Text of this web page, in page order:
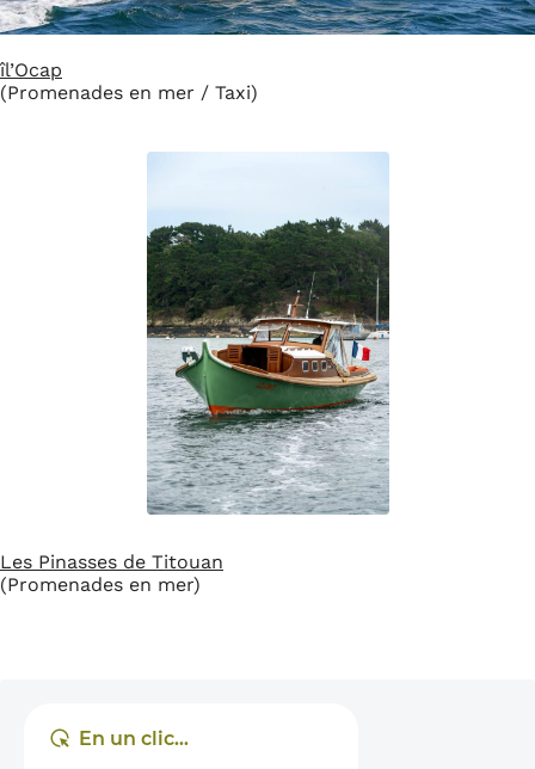
îl’Ocap
(Promenades en mer / Taxi)
Les Pinasses de Titouan
(Promenades en mer)
En un clic…